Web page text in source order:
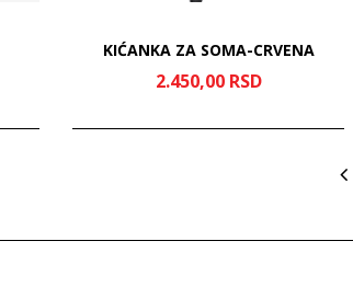
KIĆANKA ZA SOMA-CRVENA
2.450,00 RSD